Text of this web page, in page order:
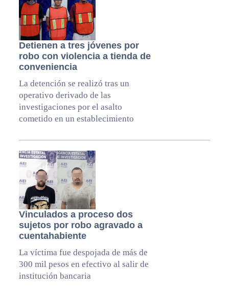
Detienen a tres jóvenes por
robo con violencia a tienda de
conveniencia
La detención se realizó tras un
operativo derivado de las
investigaciones por el asalto
cometido en un establecimiento
Vinculados a proceso dos
sujetos por robo agravado a
cuentahabiente
La víctima fue despojada de más de
300 mil pesos en efectivo al salir de
institución bancaria